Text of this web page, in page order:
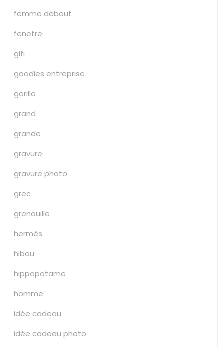
femme debout
fenetre
gifi
goodies entreprise
gorille
grand
grande
gravure
gravure photo
grec
grenouille
hermès
hibou
hippopotame
homme
idée cadeau
idée cadeau photo